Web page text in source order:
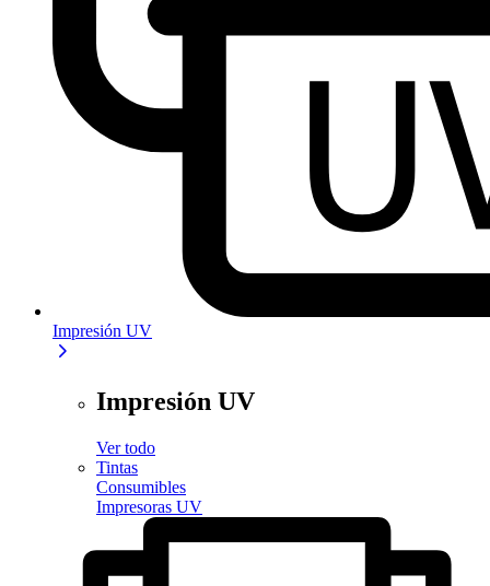
Impresión UV
Impresión UV
Ver todo
Tintas
Consumibles
Impresoras UV